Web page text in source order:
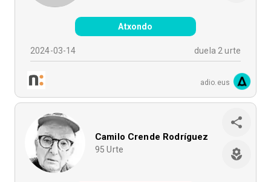
Atxondo
2024-03-14 duela 2 urte
adio.eus
Camilo Crende Rodríguez
95 Urte